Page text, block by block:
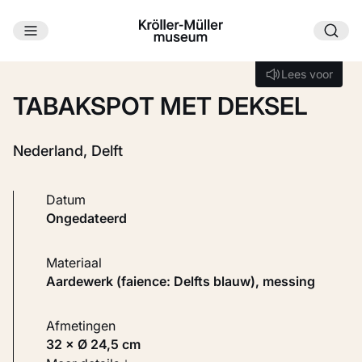
Ga naar hoofdinhoud
Lees voor
Lees voor
TABAKSPOT MET DEKSEL
Nederland, Delft
Datum
ongedateerd
Materiaal
Aardewerk (faience: Delfts blauw), messing
Afmetingen
32 × Ø 24,5 cm